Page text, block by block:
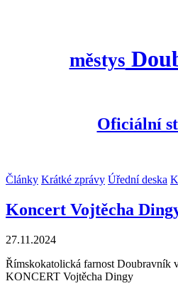
městys
Oficiální
Články Krátké zprávy Úřední deska
Koncert Vojtěcha
27.11.2024
Římskokatolická farnost Doubravník
KONCERT Vojtěcha Dingy